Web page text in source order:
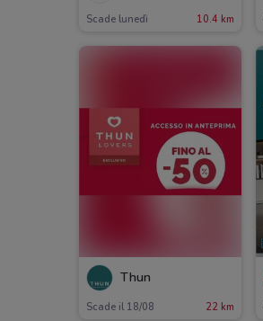
Scade lunedì 10.4 km
Thun
Scade il 18/08 22 km